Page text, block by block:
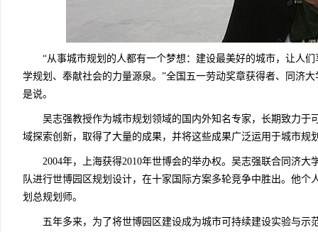
“从事城市规划的人都有一个梦想：建设最美好的城市，让人们
学规划、奉献社会的力量源泉。”全国五一劳动奖章获得者、同济
是说。
吴志强教授作为城市规划领域的国内外知名专家，长期致力于
域探索创新，取得了大量的成果，并将这些成果广泛运用于城市规
2004年，上海获得2010年世博会的举办权。吴志强联合同济大
队进行世博园区规划设计，在十家国际方案多轮竞争中胜出。他个
划总规划师。
五年多来，为了将世博园区建设成为城市可持续建设实验与示